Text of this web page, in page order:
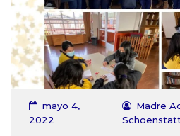
Comunidad
Documentos
Contactomayo 4,
2022
Madre